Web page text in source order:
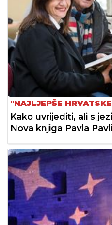
"NAJLJEPŠE
Kako uvrijediti, ali s
Nova knjiga Pavla